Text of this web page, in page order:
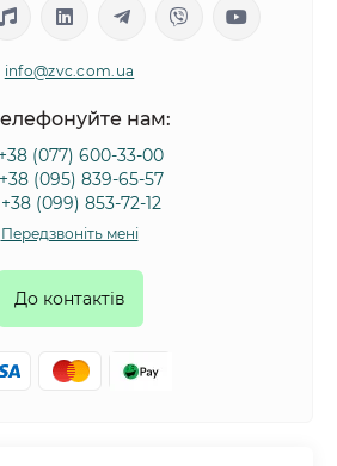
info@zvc.com.ua
нам:
+38 (077) 600-33-00
+38 (095) 839-65-57
+38 (099) 853-72-12
Передзвоніть мені
До контактів